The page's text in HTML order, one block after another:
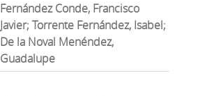
Fernández Conde, Francisco
Javier; Torrente Fernández, Isabel;
De la Noval Menéndez,
Guadalupe